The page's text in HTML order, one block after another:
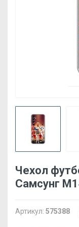
Чехол
Самсунг
Артикул: 575388